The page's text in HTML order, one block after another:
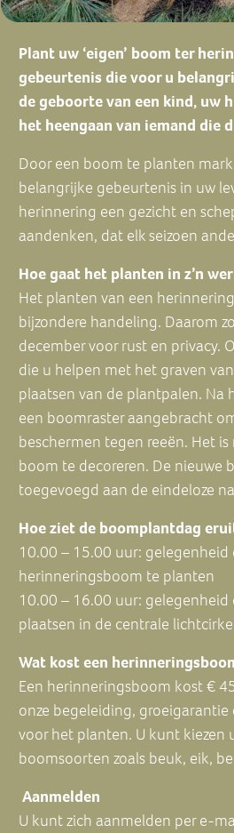
Plant uw ‘eigen’ boom ter
gebeurtenis die voor u
de geboorte van een kind, uw
het heengaan van iemand die
Door een boom te planten
belangrijke gebeurtenis in uw
herinnering een gezicht en
aandenken, dat elk seizoen
Hoe gaat het planten in z’n
Het planten van een
bijzondere handeling. Daarom
december voor rust en privacy.
die u helpen met het graven
plaatsen van de plantpalen. Na
een boomraster aangebracht
beschermen tegen reeën. Het
boom te decoreren. De nieuwe
toegevoegd aan de eindeloze
Hoe ziet de boomplantdag
10.00 – 15.00 uur: gelegenheid
herinneringsboom te planten
10.00 – 16.00 uur:
plaatsen in de centrale
Wat kost een
Een herinneringsboom kost €
onze begeleiding,
voor het planten. U kunt kiezen
boomsoorten zoals beuk, eik,
Aanmelden
U kunt zich aanmelden pere-